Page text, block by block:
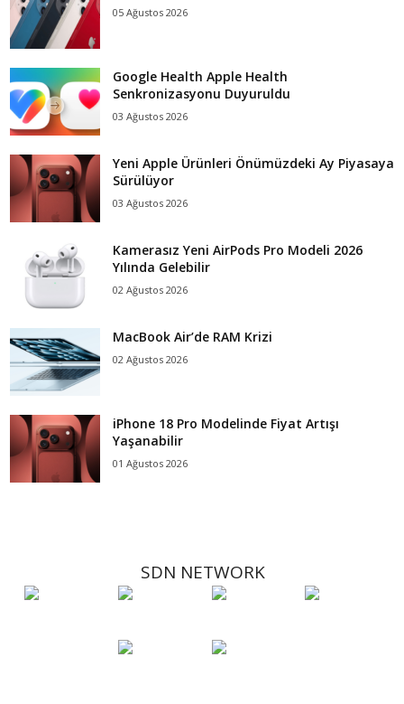
05 Ağustos 2026
Google Health Apple Health
Senkronizasyonu Duyuruldu
03 Ağustos 2026
Yeni Apple Ürünleri Önümüzdeki Ay Piyasaya
Sürülüyor
03 Ağustos 2026
Kamerasız Yeni AirPods Pro Modeli 2026
Yılında Gelebilir
02 Ağustos 2026
MacBook Air’de RAM Krizi
02 Ağustos 2026
iPhone 18 Pro Modelinde Fiyat Artışı
Yaşanabilir
01 Ağustos 2026
SDN NETWORK